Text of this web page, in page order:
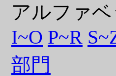
アルファ
I~O P~R
部門